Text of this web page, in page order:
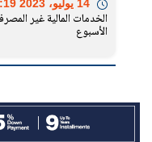
الخدمات المالية غير
الأسبوع